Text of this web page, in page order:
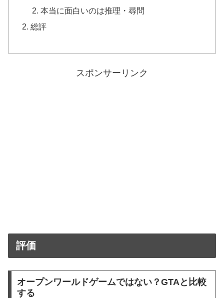
本当に面白いのは推理・尋問
総評
スポンサーリンク
評価
オープンワールドゲームではない？GTAと比較
する